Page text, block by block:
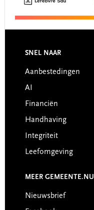
Footer
SNEL NAAR
Aanbestedingen
AI
Financiën
Handhaving
Integriteit
Leefomgeving
MEER GEMEENTE.NU
Nieuwsbrief